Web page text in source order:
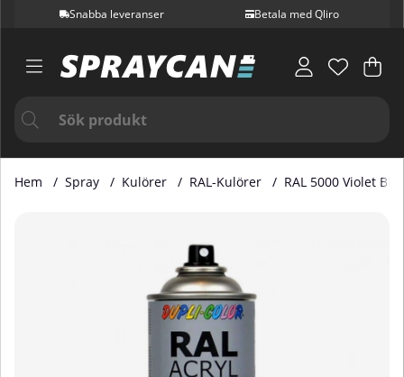
Snabba leveranser Betala med Qliro
.
Hem Spray Kulörer RAL-Kulörer RAL 5000 Violet